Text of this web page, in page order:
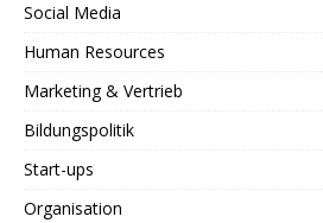
Social Media
Human Resources
Marketing & Vertrieb
Bildungspolitik
Start-ups
Organisation